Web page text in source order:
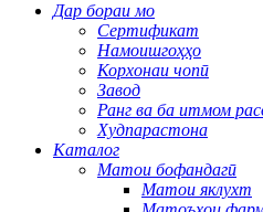
Дар бораи мо
Сертификат
Намоишгоҳҳо
Корхонаи чопӣ
Завод
Ранг ва ба итмом
Худпарастона
Каталог
Матои бофандагӣ
Матои яклухт